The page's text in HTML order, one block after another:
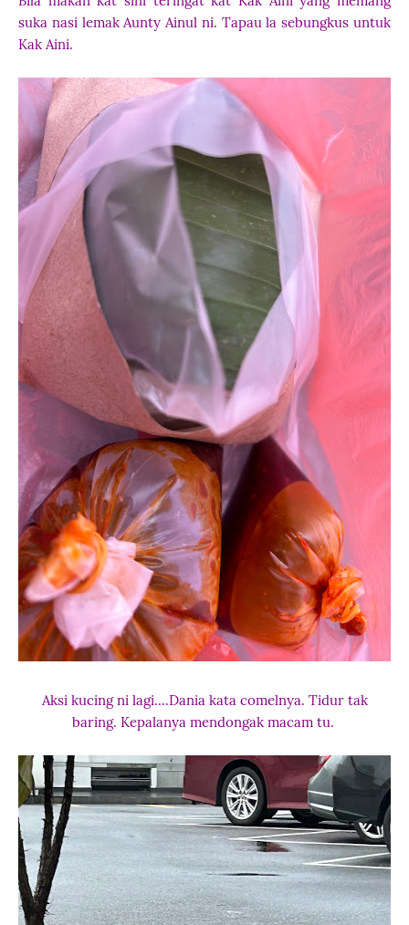
suka nasi lemak Aunty Ainul ni. Tapau la sebungkus untuk
Kak Aini.
Aksi kucing ni lagi....Dania kata comelnya. Tidur tak
baring. Kepalanya mendongak macam tu.